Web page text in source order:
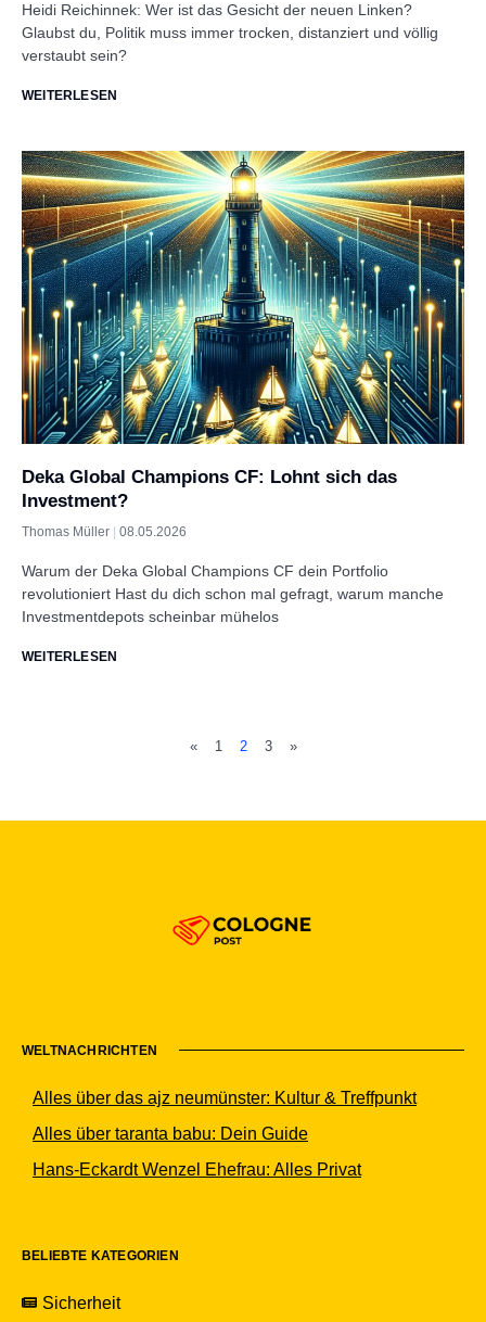
Heidi Reichinnek: Wer ist das Gesicht der neuen Linken?
Glaubst du, Politik muss immer trocken, distanziert und völlig
verstaubt sein?
WEITERLESEN
Deka Global Champions CF: Lohnt sich das
Investment?
Thomas Müller 08.05.2026
Warum der Deka Global Champions CF dein Portfolio
revolutioniert Hast du dich schon mal gefragt, warum manche
Investmentdepots scheinbar mühelos
WEITERLESEN
« 1 2 3 »
WELTNACHRICHTEN
Alles über das ajz neumünster: Kultur & Treffpunkt
Alles über taranta babu: Dein Guide
Hans-Eckardt Wenzel Ehefrau: Alles Privat
BELIEBTE KATEGORIEN
Sicherheit